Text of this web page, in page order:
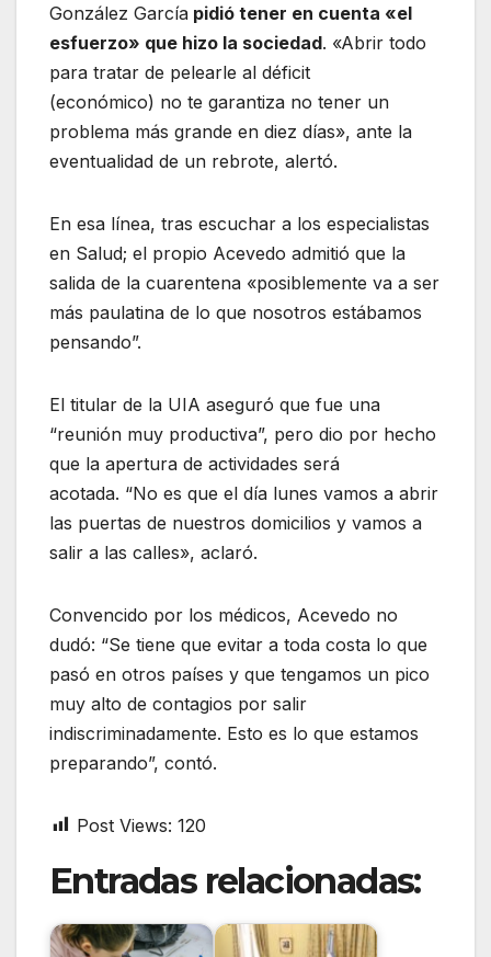
González García pidió tener en cuenta «el
esfuerzo» que hizo la sociedad. «Abrir todo
para tratar de pelearle al déficit
(económico) no te garantiza no tener un
problema más grande en diez días», ante la
eventualidad de un rebrote, alertó.
En esa línea, tras escuchar a los especialistas
en Salud; el propio Acevedo admitió que la
salida de la cuarentena «posiblemente va a ser
más paulatina de lo que nosotros estábamos
pensando”.
El titular de la UIA aseguró que fue una
“reunión muy productiva”, pero dio por hecho
que la apertura de actividades será
acotada. “No es que el día lunes vamos a abrir
las puertas de nuestros domicilios y vamos a
salir a las calles», aclaró.
Convencido por los médicos, Acevedo no
dudó: “Se tiene que evitar a toda costa lo que
pasó en otros países y que tengamos un pico
muy alto de contagios por salir
indiscriminadamente. Esto es lo que estamos
preparando”, contó.
Post Views: 120
Entradas relacionadas: